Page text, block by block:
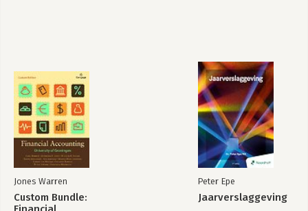
Jones Warren
Custom Bundle:
Peter Epe
Jaarverslaggeving